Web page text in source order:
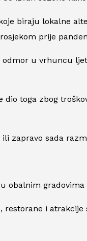
biraju lokalne
prije
u vrhuncu
toga zbog
zapravo sada
obalnim
restorane i